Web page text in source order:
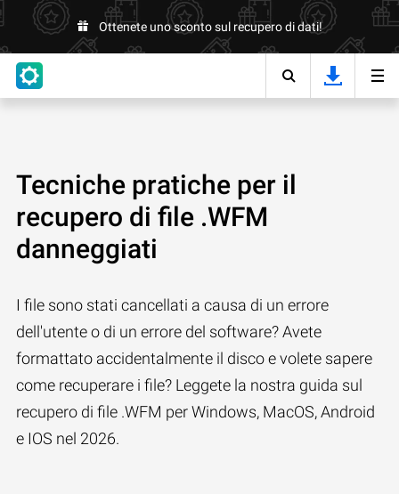
Ottenete uno sconto sul recupero di dati!
Tecniche pratiche per il
recupero di file .WFM
danneggiati
I file sono stati cancellati a causa di un errore
dell'utente o di un errore del software? Avete
formattato accidentalmente il disco e volete sapere
come recuperare i file? Leggete la nostra guida sul
recupero di file .WFM per Windows, MacOS, Android
e IOS nel 2026.